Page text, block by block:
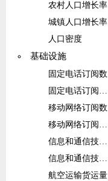
农村人口增长率
城镇人口增长率
人口密度
基础设施
固定电话订阅数
固定电话订阅数（每100人）
移动网络订阅数
移动网络订阅数（每100人）
信息和通信技术(ICT)服务出口占比
信息和通信技术(ICT)服务出口
航空运输货运量